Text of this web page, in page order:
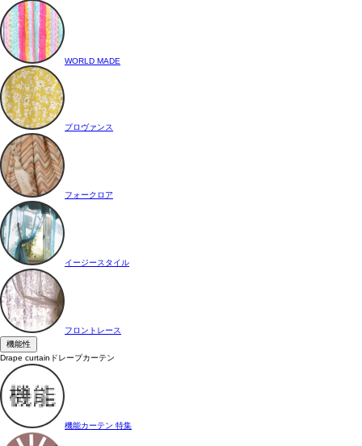
WORLD MADE
プロヴァンス
フォークロア
イージースタイル
フロントレース
機能性
Drape curtain ドレープカーテン
機能カーテン 特集